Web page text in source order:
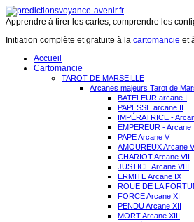
Apprendre à tirer les cartes, comprendre les
Initiation complète et gratuite à la cartomancie et
Accueil
Cartomancie
TAROT DE MARSEILLE
Arcanes majeurs Tarot de
BATELEUR arcane I
PAPESSE arcane II
IMPÉRATRICE -
EMPEREUR - Arcane
PAPE Arcane V
AMOUREUX Arcane
CHARIOT Arcane VII
JUSTICE Arcane VIII
ERMITE Arcane IX
ROUE DE LA
FORCE Arcane XI
PENDU Arcane XII
MORT Arcane XIII